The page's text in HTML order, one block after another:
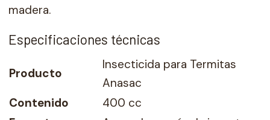
madera.
Especificaciones técnicas
Producto
Insecticida para Termitas
Anasac
Contenido
400 cc